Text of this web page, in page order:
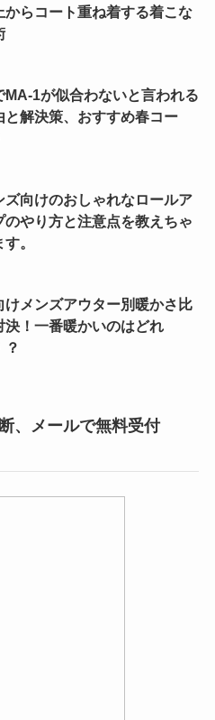
からコート重ね着する着こな
MA-1が似合わないと言われる
と解決策、おすすめ春コー
ズ向けのおしゃれなロールア
のやり方と注意点を教えちゃ
。
けメンズアウター別暖かさ比
決！一番暖かいのはどれ
？
、メールで無料受付